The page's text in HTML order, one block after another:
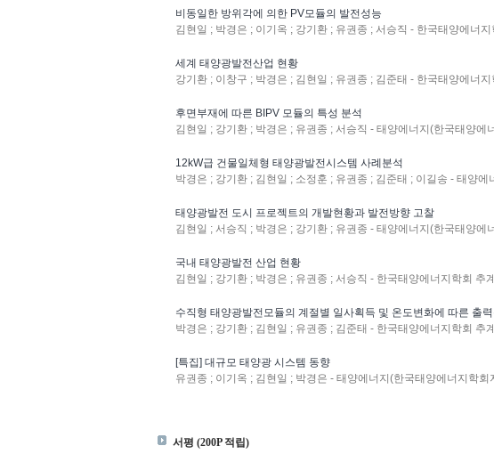
비동일한 방위각에 의한 PV모듈의 발전성능
김현일 ; 박경은 ; 이기옥 ; 강기환 ; 유권종 ; 서승직 - 한국태양에너
세계 태양광발전산업 현황
강기환 ; 이창구 ; 박경은 ; 김현일 ; 유권종 ; 김준태 - 한국태양에너
후면부재에 따른 BIPV 모듈의 특성 분석
김현일 ; 강기환 ; 박경은 ; 유권종 ; 서승직 - 태양에너지(한국태양
12kW급 건물일체형 태양광발전시스템 사례분석
박경은 ; 강기환 ; 김현일 ; 소정훈 ; 유권종 ; 김준태 ; 이길송 - 태양
태양광발전 도시 프로젝트의 개발현황과 발전방향 고찰
김현일 ; 서승직 ; 박경은 ; 강기환 ; 유권종 - 태양에너지(한국태양
국내 태양광발전 산업 현황
김현일 ; 강기환 ; 박경은 ; 유권종 ; 서승직 - 한국태양에너지학회 추
수직형 태양광발전모듈의 계절별 일사획득 및 온도변화에 따른 출
박경은 ; 강기환 ; 김현일 ; 유권종 ; 김준태 - 한국태양에너지학회 추
[특집] 대규모 태양광 시스템 동향
유권종 ; 이기옥 ; 김현일 ; 박경은 - 태양에너지(한국태양에너지학